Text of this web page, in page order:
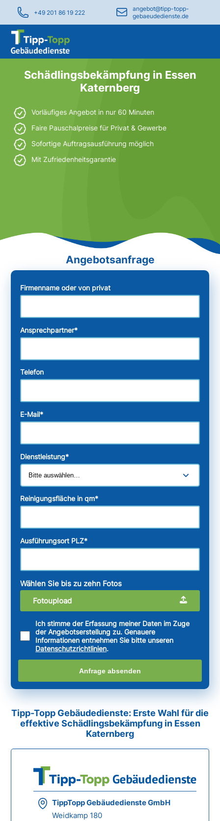
+49 201 86 19 222
angebot@tipp-topp-
gebaeudedienste.de
Schädlingsbekämpfung in Essen
Katernberg
Vorläufiges Angebot in nur 60 Minuten
Faire Pauschalpreise für Privat & Gewerbe
Sofortige Auftragsausführung möglich
Mit Zufriedenheitsgarantie
Firmenname oder von privat
Ansprechpartner*
Telefon
E-Mail*
Dienstleistung*
Reinigungsfläche in qm*
Ausführungsort PLZ*
Wählen Sie bis zu zehn Fotos
Fotoupload
Ich stimme der Erfassung meiner Daten im Zuge
der Angebotserstellung zu. Genauere
Informationen entnehmen Sie bitte unseren
Datenschutzrichtlinien.
Anfrage absenden
Tipp-Topp Gebäudedienste: Erste Wahl für die
effektive Schädlingsbekämpfung in Essen
Katernberg
TippTopp Gebäudedienste GmbH
Weidkamp 180